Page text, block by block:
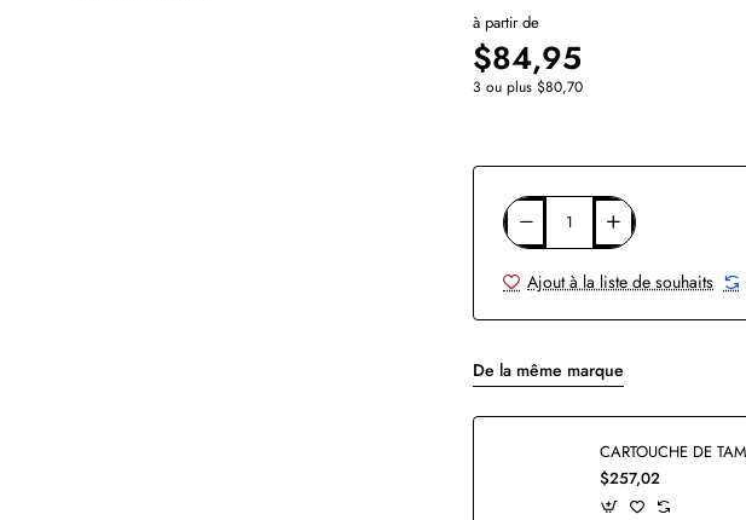
à partir de
$84,95
3 ou plus $80,70
Ajout à la liste de souhaits
De la même marque
$257,02